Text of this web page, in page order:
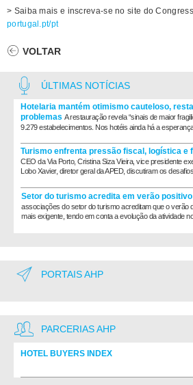
> Saiba mais e inscreva-se no site do
portugal.pt/pt
VOLTAR
ÚLTIMAS NOTÍCIAS
Hotelaria mantém otimismo cauteloso,
problemas A restauração revela “sinais de maior
9.279 estabelecimentos. Nos hotéis ainda há a
Turismo enfrenta pressão fiscal, logística e
CEO da Via Porto, Cristina Siza Vieira, vice presidente
Lobo Xavier, diretor geral da APED, discutiram os
Setor do turismo acredita em verão
associações do setor do turismo acreditam que o verão
mais exigente, tendo em conta a evolução da atividade
PORTAIS AHP
PARCERIAS AHP
HOTEL BUYERS INDEX